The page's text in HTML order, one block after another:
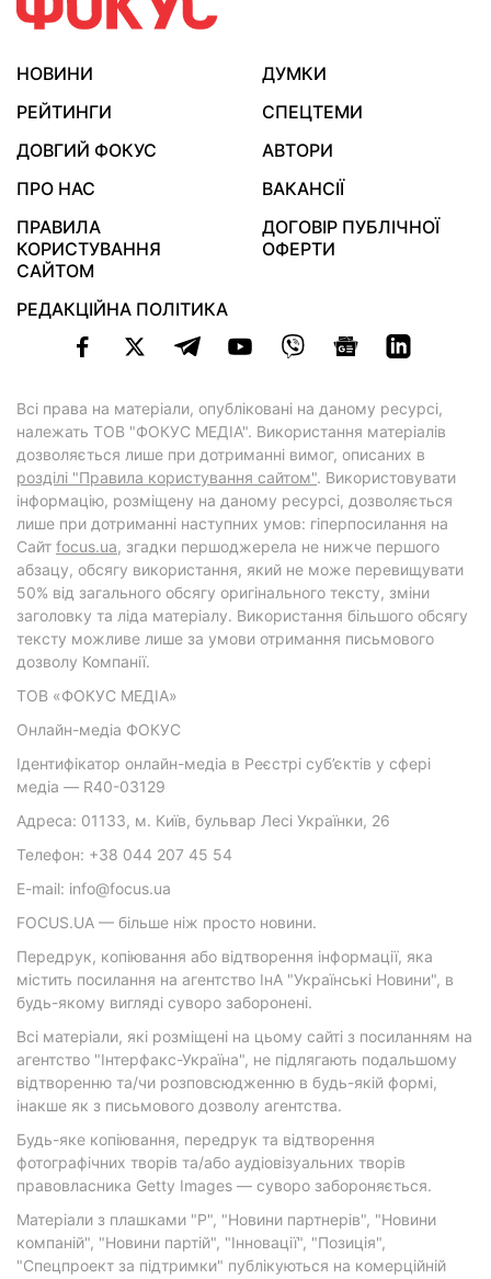
НОВИНИ
ДУМКИ
РЕЙТИНГИ
СПЕЦТЕМИ
ДОВГИЙ ФОКУС
АВТОРИ
ПРО НАС
ВАКАНСІЇ
ПРАВИЛА
КОРИСТУВАННЯ
САЙТОМ
ДОГОВІР ПУБЛІЧНОЇ
ОФЕРТИ
РЕДАКЦІЙНА ПОЛІТИКА
Всі права на матеріали, опубліковані на даному ресурсі,
належать ТОВ "ФОКУС МЕДІА". Використання матеріалів
дозволяється лише при дотриманні вимог, описаних в
розділі "Правила користування сайтом". Використовувати
інформацію, розміщену на даному ресурсі, дозволяється
лише при дотриманні наступних умов: гіперпосилання на
Cайт focus.ua, згадки першоджерела не нижче першого
абзацу, обсягу використання, який не може перевищувати
50% від загального обсягу оригінального тексту, зміни
заголовку та ліда матеріалу. Використання більшого обсягу
тексту можливе лише за умови отримання письмового
дозволу Компанії.
ТОВ «ФОКУС МЕДІА»
Онлайн-медіа ФОКУС
Ідентифікатор онлайн-медіа в Реєстрі суб’єктів у сфері
медіа — R40-03129
Адреса: 01133, м. Київ, бульвар Лесі Українки, 26
Телефон: +38 044 207 45 54
E-mail: info@focus.ua
FOCUS.UA — більше ніж просто новини.
Передрук, копіювання або відтворення інформації, яка
містить посилання на агентство ІнА "Українські Новини", в
будь-якому вигляді суворо заборонені.
Всі матеріали, які розміщені на цьому сайті з посиланням на
агентство "Інтерфакс-Україна", не підлягають подальшому
відтворенню та/чи розповсюдженню в будь-якій формі,
інакше як з письмового дозволу агентства.
Будь-яке копіювання, передрук та відтворення
фотографічних творів та/або аудіовізуальних творів
правовласника Getty Images — суворо забороняється.
Матеріали з плашками "Р", "Новини партнерів", "Новини
компаній", "Новини партій", "Інновації", "Позиція",
"Спецпроект за підтримки" публікуються на комерційній